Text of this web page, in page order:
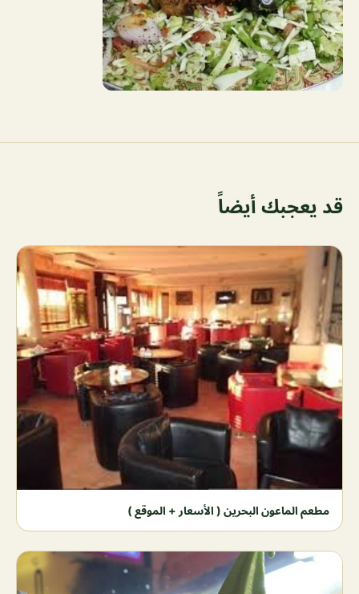
قد يعجبك أيضاً
مطعم الماعون البحرين ( الأسعار + الموقع )